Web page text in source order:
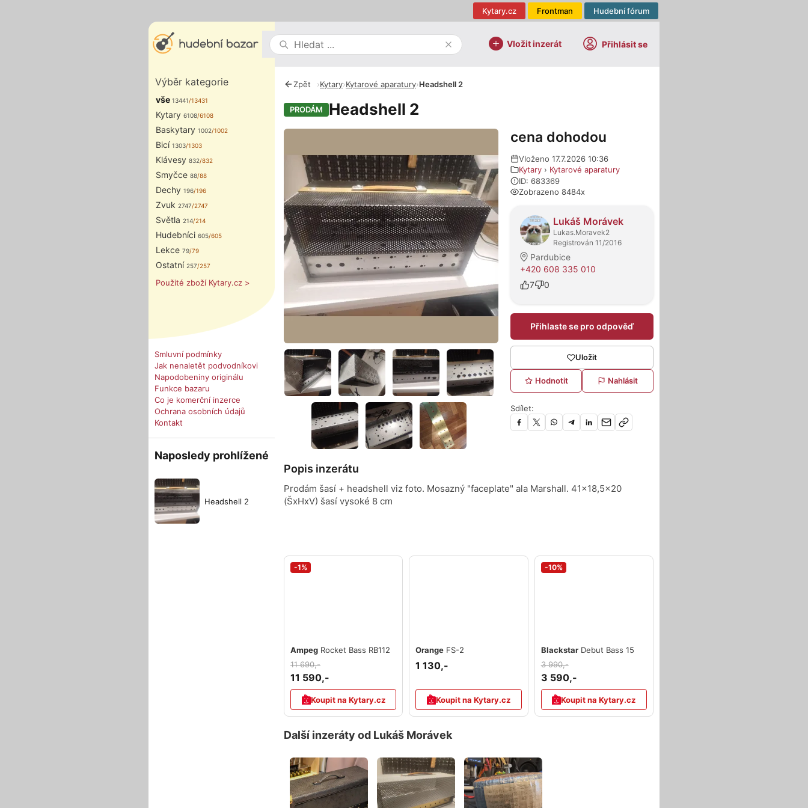
Hudební fórum
Frontman
Kytary.cz
Vložit inzerát Přihlásit se
Výběr kategorie
vše 13441/13431
Kytary 6108/6108
Baskytary 1002/1002
Bicí 1303/1303
Klávesy 832/832
Smyčce 88/88
Dechy 196/196
Zvuk 2747/2747
Světla 214/214
Hudebníci 605/605
Lekce 79/79
Ostatní 257/257
Použité zboží Kytary.cz >
Smluvní podmínky
Jak nenaletět podvodníkovi
Napodobeniny originálu
Funkce bazaru
Co je komerční inzerce
Ochrana osobních údajů
Kontakt
Naposledy prohlížené
Headshell 2
Zpět ›Kytary›Kytarové aparatury›Headshell 2
PRODÁM Headshell 2
Fotografie cena dohodou
Vloženo 17.7.2026 10:36
Kytary › Kytarové aparatury
ID: 683369
Zobrazeno 8484x
O prodejci
Lukáš Morávek
Lukas.Moravek2
Registrován 11/2016
Pardubice
+420 608 335 010
7
0
Přihlaste se pro odpověď
Uložit
Hodnotit Nahlásit
Sdílet:
Popis inzerátu
Prodám šasí + headshell viz foto. Mosazný "faceplate" ala Marshall. 41x18,5x20
(ŠxHxV) šasí vysoké 8 cm
-1%
Ampeg Rocket Bass RB112
11 690,-
11 590,-
Koupit na Kytary.cz
Orange FS-2
1 130,-
Koupit na Kytary.cz
-10%
Blackstar Debut Bass 15
3 990,-
3 590,-
Koupit na Kytary.cz
Další inzeráty od Lukáš Morávek